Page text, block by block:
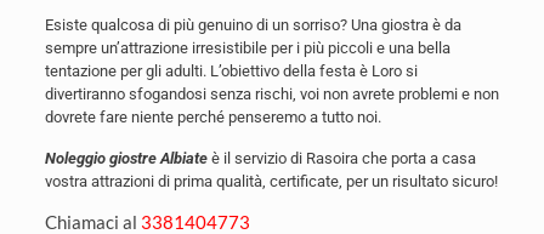
Esiste qualcosa di più genuino di un sorriso? Una giostra è da
sempre un’attrazione irresistibile per i più piccoli e una bella
tentazione per gli adulti. L’obiettivo della festa è Loro si
divertiranno sfogandosi senza rischi, voi non avrete problemi e non
dovrete fare niente perché penseremo a tutto noi.
Noleggio giostre Albiateè il servizio di Rasoira che porta a casa
vostra attrazioni di prima qualità, certificate, per un risultato sicuro!
Chiamaci al 3381404773